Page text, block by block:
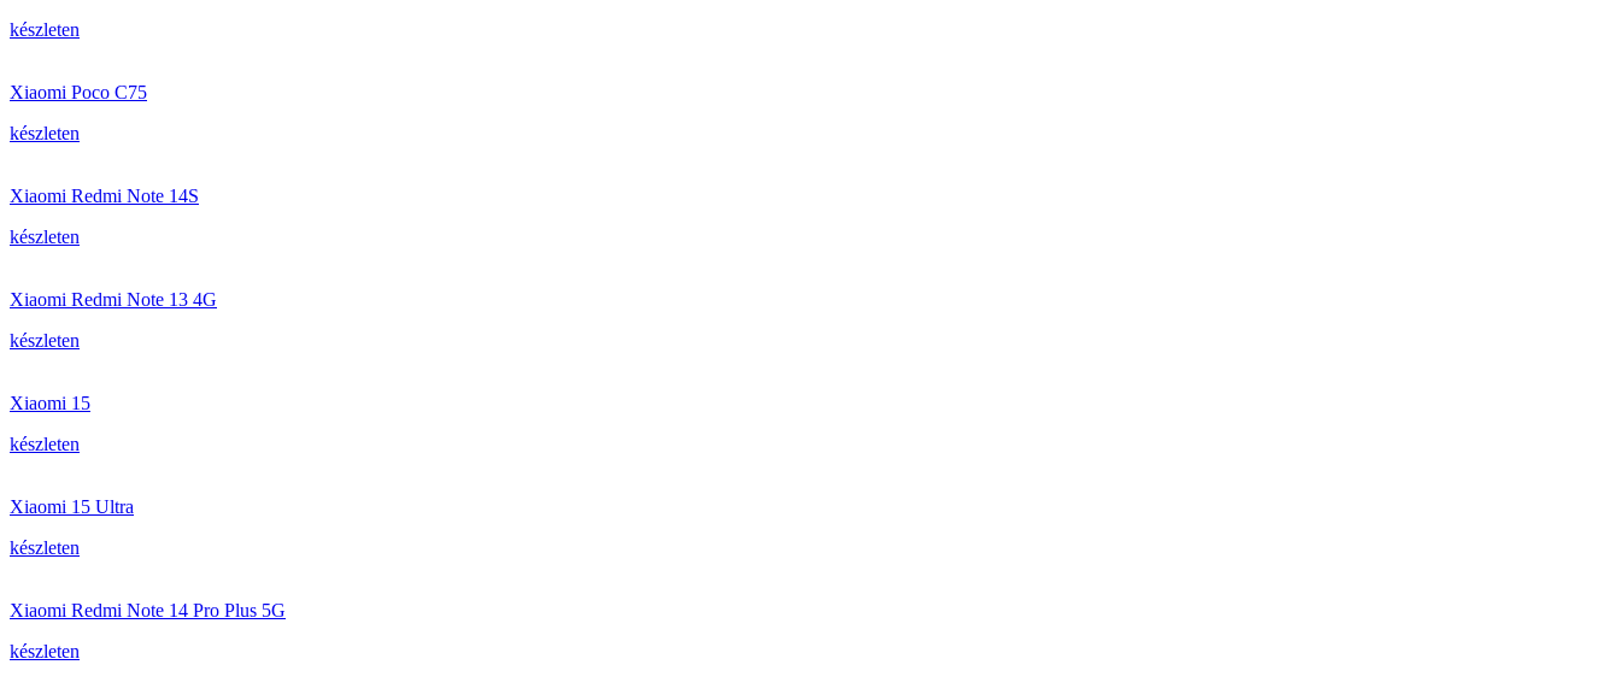
készleten
Xiaomi Poco C75
készleten
Xiaomi Redmi Note 14S
készleten
Xiaomi Redmi Note 13 4G
készleten
Xiaomi 15
készleten
Xiaomi 15 Ultra
készleten
Xiaomi Redmi Note 14 Pro Plus 5G
készleten